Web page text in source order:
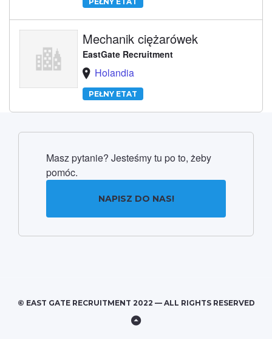
Mechanik ciężarówek
EastGate Recruitment
Holandia
PEŁNY ETAT
Masz pytanie? Jesteśmy tu po to, żeby
pomóc.
NAPISZ DO NAS!
© EAST GATE RECRUITMENT 2022 — ALL RIGHTS RESERVED
Back